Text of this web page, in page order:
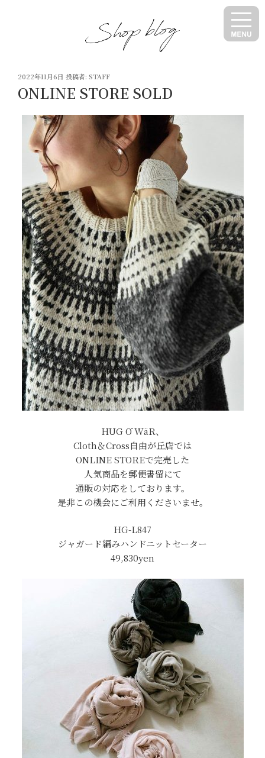
投
稿
日:
2022年11月6日 投稿者: STAFF
ONLINE STORE SOLD
HUG Ō WäR、
Cloth＆Cross自由が丘店では
ONLINE STOREで完売した
人気商品を郵便書留にて
通販の対応をしております。
是非この機会にご利用くださいませ。
HG-L847
ジャガード編みハンドニットセーター
49,830yen